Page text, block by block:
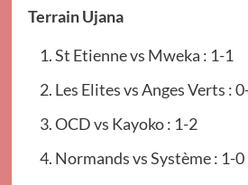
Terrain Ujana
St Etienne vs Mweka : 1-1
Les Elites vs Anges Verts :
OCD vs Kayoko : 1-2
Normands vs Système : 1-0